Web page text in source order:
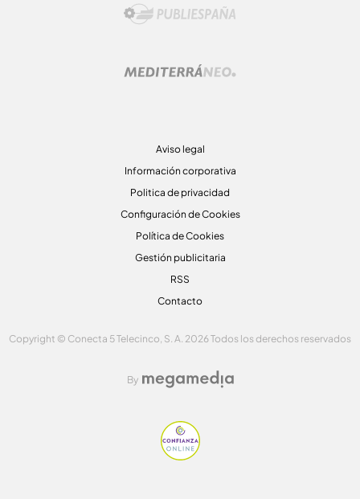
Aviso legal
Información corporativa
Politica de privacidad
Configuración de Cookies
Política de Cookies
Gestión publicitaria
RSS
Contacto
Copyright © Conecta 5 Telecinco, S. A. 2026 Todos los derechos reservados
By